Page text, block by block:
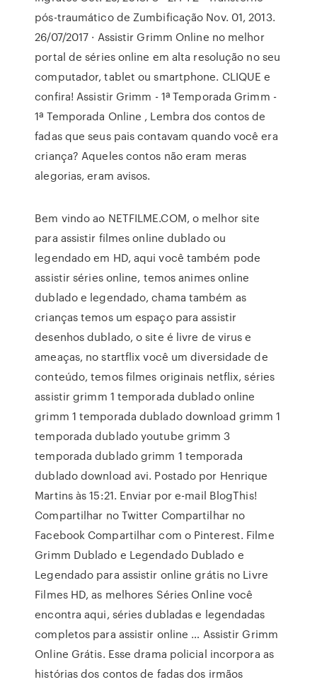
pós-traumático de Zumbificação Nov. 01, 2013.
26/07/2017 · Assistir Grimm Online no melhor
portal de séries online em alta resolução no seu
computador, tablet ou smartphone. CLIQUE e
confira! Assistir Grimm - 1ª Temporada Grimm -
1ª Temporada Online , Lembra dos contos de
fadas que seus pais contavam quando você era
criança? Aqueles contos não eram meras
alegorias, eram avisos.
Bem vindo ao NETFILME.COM, o melhor site
para assistir filmes online dublado ou
legendado em HD, aqui você também pode
assistir séries online, temos animes online
dublado e legendado, chama também as
crianças temos um espaço para assistir
desenhos dublado, o site é livre de virus e
ameaças, no startflix você um diversidade de
conteúdo, temos filmes originais netflix, séries
assistir grimm 1 temporada dublado online
grimm 1 temporada dublado download grimm 1
temporada dublado youtube grimm 3
temporada dublado grimm 1 temporada
dublado download avi. Postado por Henrique
Martins às 15:21. Enviar por e-mail BlogThis!
Compartilhar no Twitter Compartilhar no
Facebook Compartilhar com o Pinterest. Filme
Grimm Dublado e Legendado Dublado e
Legendado para assistir online grátis no Livre
Filmes HD, as melhores Séries Online você
encontra aqui, séries dubladas e legendadas
completos para assistir online … Assistir Grimm
Online Grátis. Esse drama policial incorpora as
histórias dos contos de fadas dos irmãos